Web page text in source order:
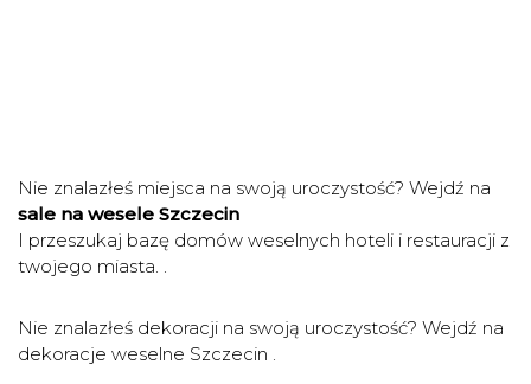
Nie znalazłeś miejsca na swoją uroczystość? Wejdź na
sale na wesele Szczecin
I przeszukaj bazę domów weselnych hoteli i restauracji z
twojego miasta. .
Nie znalazłeś dekoracji na swoją uroczystość? Wejdź na
dekoracje weselne Szczecin .